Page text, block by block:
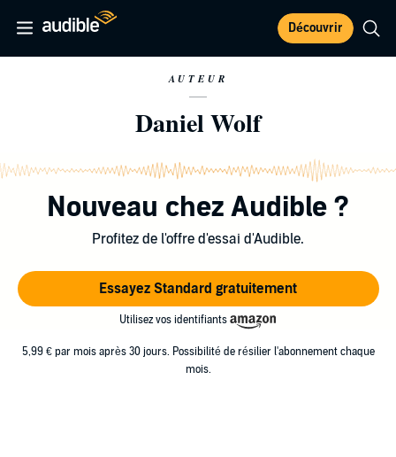
Découvrir
AUTEUR
Daniel Wolf
Nouveau chez Audible ?
Profitez de l'offre d'essai d'Audible.
Essayez Standard gratuitement
Utilisez vos identifiants
5,99 € par mois après 30 jours. Possibilité de résilier l'abonnement chaque
mois.